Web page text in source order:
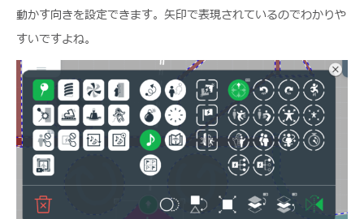
動かす向きを設定できます。矢印で表現されているのでわかりや
すいですよね。